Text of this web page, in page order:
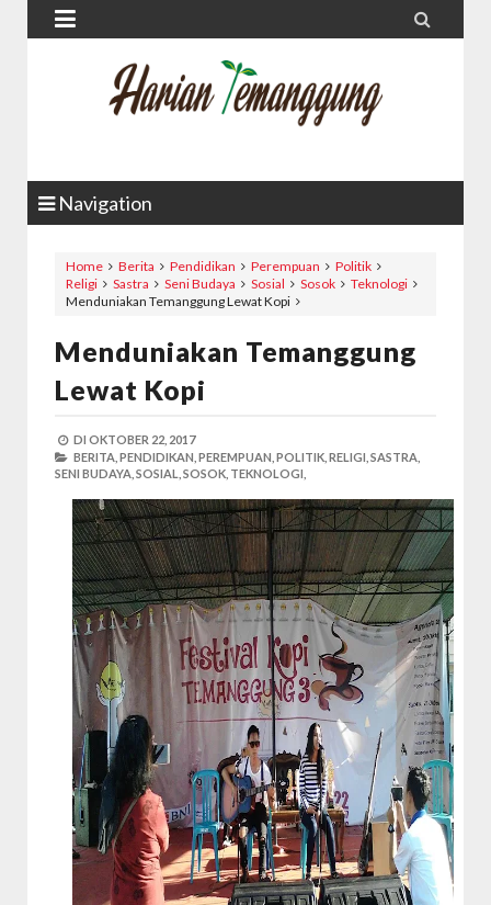
 
Navigation
Home Berita Pendidikan Perempuan
Politik
Religi
Sastra Seni Budaya Sosial Sosok
Teknologi
Menduniakan Temanggung Lewat Kopi
Menduniakan Temanggung
Lewat Kopi
DI OKTOBER 22, 2017
BERITA, PENDIDIKAN, PEREMPUAN, POLITIK, RELIGI, SASTRA,
SENI BUDAYA, SOSIAL, SOSOK, TEKNOLOGI,